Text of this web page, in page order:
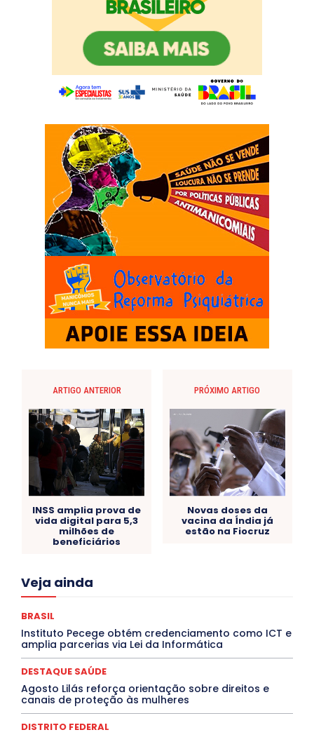
ARTIGO ANTERIOR
INSS amplia prova de
vida digital para 5,3
milhões de
beneficiários
PRÓXIMO ARTIGO
Novas doses da
vacina da Índia já
estão na Fiocruz
Veja ainda
Acre
Congressuanas & Esplanadumas
Cultura e Tal
DANÇA Dengue
Denuncia
DESTAQUE BRASIL
DESTAQUE DF
DESTAQUE SAÚDE
DESTAQUES OUTROS
ELEIÇÕES
EMPREGO E OPORTUNIDADES
ENTORNO
Especial
Espírito Santo
EVENTOS
EXPOSIÇÃO Featured
Febre Amarela
BRASIL
Instituto Pecege obtém credenciamento como ICT e
amplia parcerias via Lei da Informática
DESTAQUE SAÚDE
Agosto Lilás reforça orientação sobre direitos e
canais de proteção às mulheres
DISTRITO FEDERAL